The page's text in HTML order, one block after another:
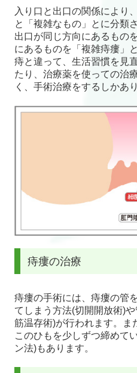
入り口と出口の関係により
と「複雑なもの」とに分類
出口が同じ方向にあるもの
にあるものを「複雑痔瘻」
痔と違って、生活習慣を見
たり、治療薬を使っての治
く、手術治療をするしかあ
痔瘻の治療
痔瘻の手術には、痔瘻の管
てしまう方法(切開開放術)
筋温存術)が行われます。ま
このひもを少しずつ締めて
ン法)もあります。